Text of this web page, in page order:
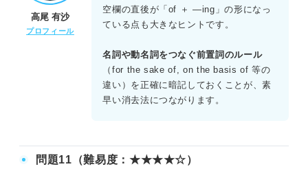
入した」という文脈になる。Bの for the sake ofは「――
のために（利益や恩恵）」、Eのon the basis ofは「――に
もとづいて」となり、文脈的にAが最もふさわしい。
高尾 有沙
プロフィール
空欄の直後が「of ＋ ―ing」の形になっ
ている点も大きなヒントです。
名詞や動名詞をつなぐ前置詞のルール
（for the sake of, on the basis of 等の
違い）を正確に暗記しておくことが、素
早い消去法につながります。
問題11（難易度：★★★★☆）